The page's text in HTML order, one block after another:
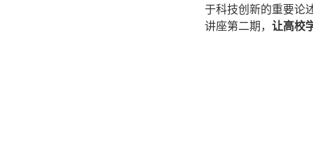
于科技创新的重要论
讲座第二期， 让高校